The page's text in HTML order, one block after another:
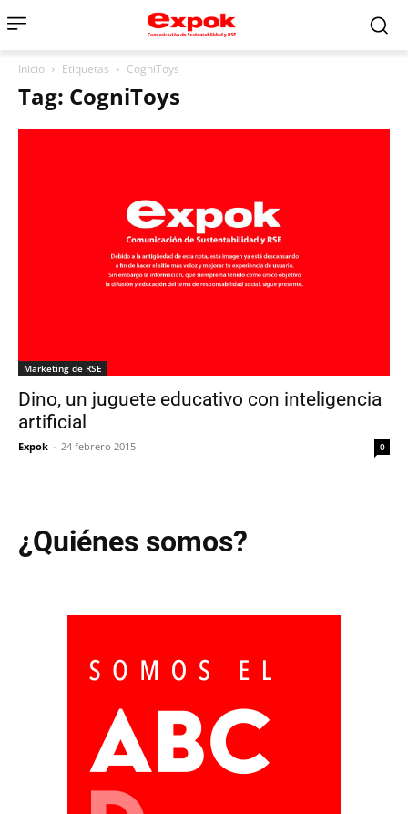
Inicio Etiquetas CogniToys
Tag: CogniToys
Marketing de RSE
Dino, un juguete educativo con inteligencia
artificial
Expok - 24 febrero 2015 0
¿Quiénes somos?